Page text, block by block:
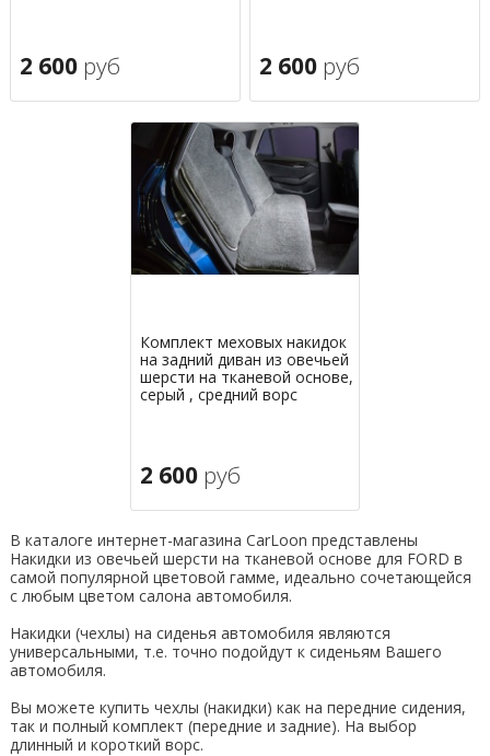
2 600 руб 2 600 руб
Комплект меховых накидок
на задний диван из овечьей
шерсти на тканевой основе,
серый , средний ворс
2 600 руб
В каталоге интернет-магазина CarLoon представлены
Накидки из овечьей шерсти на тканевой основе для FORD в
самой популярной цветовой гамме, идеально сочетающейся
с любым цветом салона автомобиля.
Накидки (чехлы) на сиденья автомобиля являются
универсальными, т.е. точно подойдут к сиденьям Вашего
автомобиля.
Вы можете купить чехлы (накидки) как на передние сидения,
так и полный комплект (передние и задние). На выбор
длинный и короткий ворс.